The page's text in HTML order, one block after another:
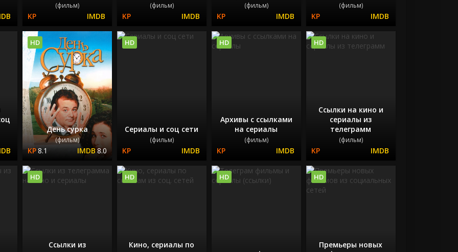
(фильм) (фильм) (фильм) (фильм)
День сурка
(фильм)
8.1 8.0
HD
Сериалы и соц сети
(фильм)
HD
Архивы с ссылками
на сериалы
(фильм)
HD
Ссылки на кино и
сериалы из
телеграмм
(фильм)
HD
Ссылки из
HD
Кино, сериалы по
HD HD
Премьеры новых
HD